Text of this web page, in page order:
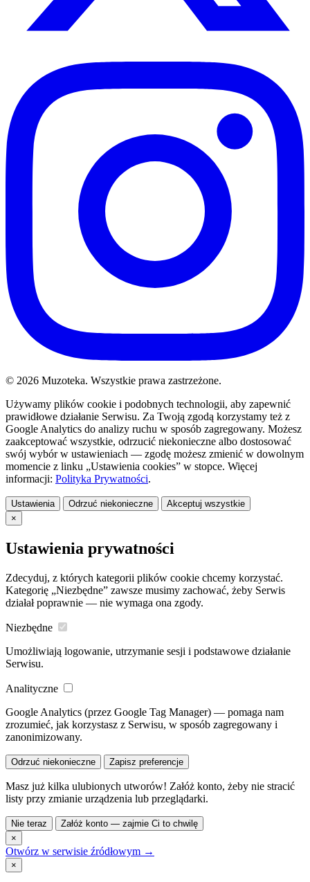
© 2026 Muzoteka. Wszystkie prawa zastrzeżone.
Używamy plików cookie i podobnych technologii, aby zapewnić
prawidłowe działanie Serwisu. Za Twoją zgodą korzystamy też z
Google Analytics do analizy ruchu w sposób zagregowany. Możesz
zaakceptować wszystkie, odrzucić niekonieczne albo dostosować
swój wybór w ustawieniach — zgodę możesz zmienić w dowolnym
momencie z linku „Ustawienia cookies” w stopce. Więcej
informacji: Polityka Prywatności.
Ustawienia Odrzuć niekonieczne
Akceptuj wszystkie
×
Ustawienia prywatności
Zdecyduj, z których kategorii plików cookie chcemy korzystać.
Kategorię „Niezbędne” zawsze musimy zachować, żeby Serwis
działał poprawnie — nie wymaga ona zgody.
Niezbędne
Umożliwiają logowanie, utrzymanie sesji i podstawowe działanie
Serwisu.
Analityczne
Google Analytics (przez Google Tag Manager) — pomaga nam
zrozumieć, jak korzystasz z Serwisu, w sposób zagregowany i
zanonimizowany.
Odrzuć niekonieczne Zapisz preferencje
Masz już kilka ulubionych utworów! Załóż konto, żeby nie stracić
listy przy zmianie urządzenia lub przeglądarki.
Nie teraz
Załóż konto — zajmie Ci to chwilę
×
Otwórz w serwisie źródłowym →
×